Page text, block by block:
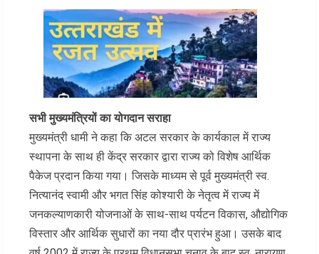
सभी मुख्यमंत्रियों का योगदान सराहा
मुख्यमंत्री धामी ने कहा कि अटल सरकार के कार्यकाल में राज्य
स्थापना के साथ ही केंद्र सरकार द्वारा राज्य को विशेष आर्थिक
पैकेज प्रदान किया गया। जिसके माध्यम से पूर्व मुख्यमंत्री स्व.
नित्यानंद स्वामी और भगत सिंह कोश्यारी के नेतृत्व में राज्य में
जनकल्याणकारी योजनाओं के साथ-साथ पर्यटन विकास, औद्योगिक
विस्तार और आर्थिक सुधारों का नया दौर प्रारंभ हुआ। उसके बाद